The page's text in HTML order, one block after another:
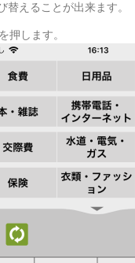
えることが出来ます。
押します。